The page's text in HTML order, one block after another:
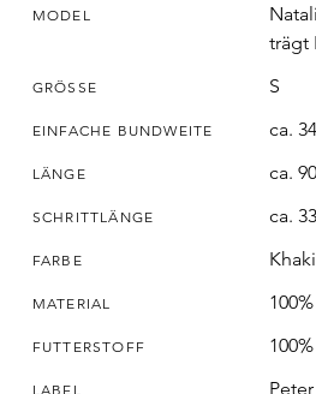
MODEL
trägt
GRÖSSE S
EINFACHE BUNDWEITE ca.
LÄNGE ca.
SCHRITTLÄNGE ca.
FARBE Khaki
MATERIAL
FUTTERSTOFF
LABEL